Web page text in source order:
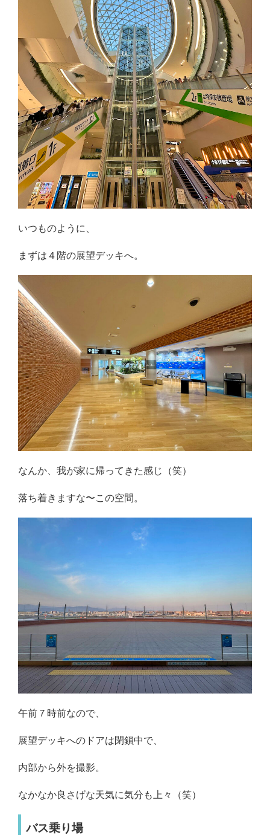
いつものように、
まずは４階の展望デッキへ。
なんか、我が家に帰ってきた感じ（笑）
落ち着きますな〜この空間。
午前７時前なので、
展望デッキへのドアは閉鎖中で、
内部から外を撮影。
なかなか良さげな天気に気分も上々（笑）
バス乗り場